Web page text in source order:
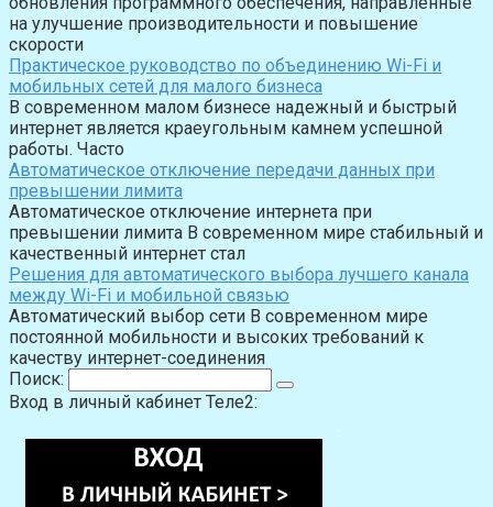
на улучшение производительности и повышение
скорости
Практическое руководство по объединению Wi-Fi и
мобильных сетей для малого бизнеса
В современном малом бизнесе надежный и быстрый
интернет является краеугольным камнем успешной
работы. Часто
Автоматическое отключение передачи данных при
превышении лимита
Автоматическое отключение интернета при
превышении лимита В современном мире стабильный и
качественный интернет стал
Решения для автоматического выбора лучшего канала
между Wi-Fi и мобильной связью
Автоматический выбор сети В современном мире
постоянной мобильности и высоких требований к
качеству интернет-соединения
Поиск:
Вход в личный кабинет Теле2: